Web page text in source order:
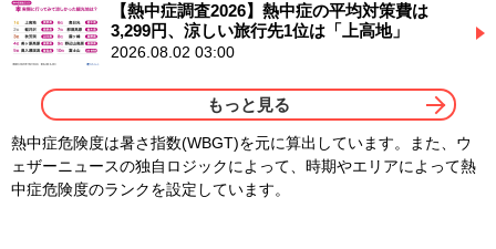
【熱中症調査2026】熱中症の平均対策費は
3,299円、涼しい旅行先1位は「上高地」
2026.08.02 03:00
もっと見る
熱中症危険度は暑さ指数(WBGT)を元に算出しています。また、ウ
ェザーニュースの独自ロジックによって、時期やエリアによって熱
中症危険度のランクを設定しています。